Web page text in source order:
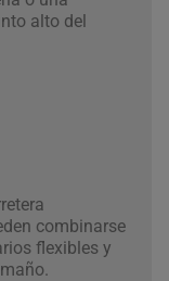
alto del
combinarse
flexibles y